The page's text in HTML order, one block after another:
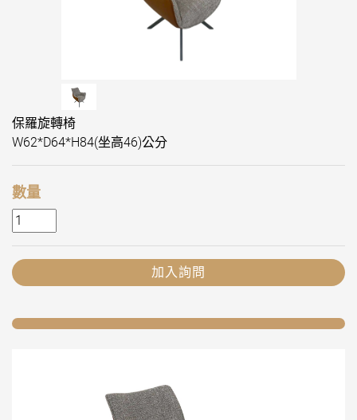
保羅旋轉椅
W62*D64*H84(坐高46)公分
數量
加入詢問